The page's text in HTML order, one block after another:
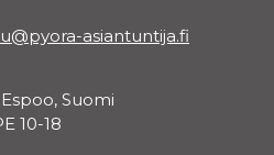
asiantuntija.fi
Suomi
10-18